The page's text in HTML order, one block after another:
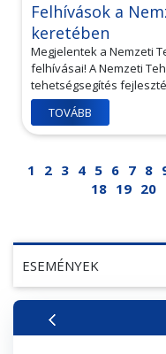
ESEMÉNYEK
Felhívások a
keretében
Megjelentek a Nemzeti
felhívásai! A Nemzeti
tehetségsegítés
TOVÁBB
1 2 3 4 5 6 7 8
18 19 20